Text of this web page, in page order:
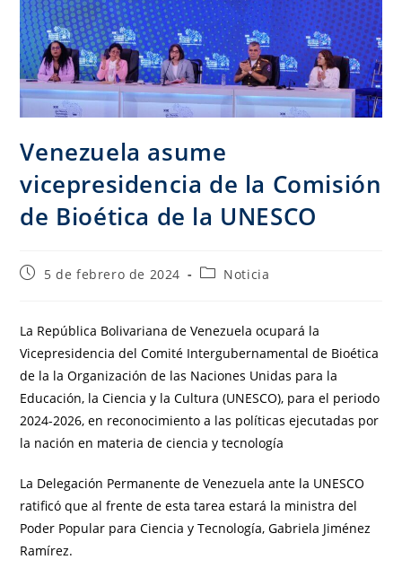
Venezuela asume
vicepresidencia de la Comisión
de Bioética de la UNESCO
5 de febrero de 2024 Noticia
La República Bolivariana de Venezuela ocupará la
Vicepresidencia del Comité Intergubernamental de Bioética
de la la Organización de las Naciones Unidas para la
Educación, la Ciencia y la Cultura (UNESCO), para el periodo
2024-2026, en reconocimiento a las políticas ejecutadas por
la nación en materia de ciencia y tecnología
La Delegación Permanente de Venezuela ante la UNESCO
ratificó que al frente de esta tarea estará la ministra del
Poder Popular para Ciencia y Tecnología, Gabriela Jiménez
Ramírez.